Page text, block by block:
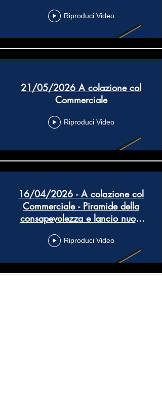
Riproduci Video
21/05/2026 A colazione col
Commerciale
Riproduci Video
16/04/2026 - A colazione col
Commerciale - Piramide della
consapevolezza e lancio nuovi
Riproduci Video